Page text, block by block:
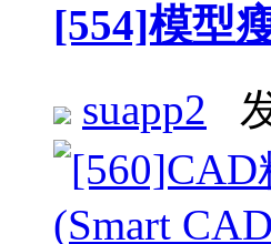
[554]模型
suapp2